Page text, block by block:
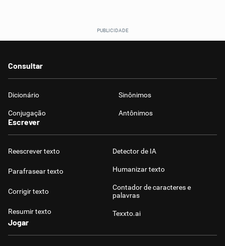
Consultar
Dicionário Sinônimos
Conjugação Antônimos
Escrever
Reescrever texto
Parafrasear texto
Corrigir texto
Resumir texto
Detector de IA
Humanizar texto
Contador de caracteres e
palavras
Texxto.ai
Jogar